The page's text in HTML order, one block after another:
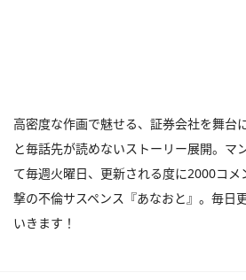
高密度な作画で魅せる、証券会社を舞台
と毎話先が読めないストーリー展開。マ
て毎週火曜日、更新される度に2000コ
撃の不倫サスペンス『あなおと』。毎日
いきます！